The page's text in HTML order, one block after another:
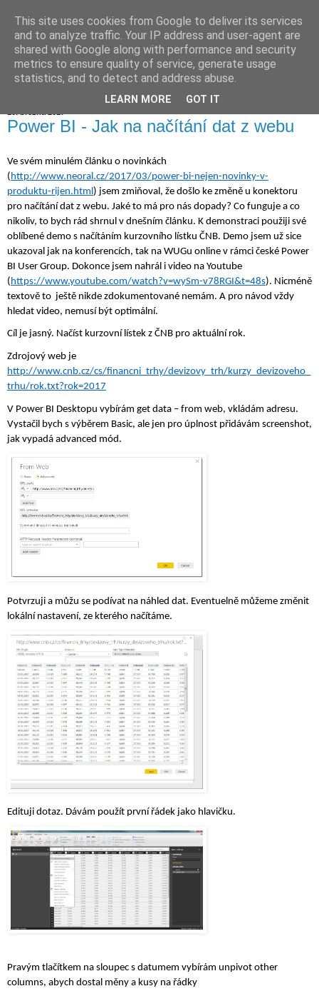
Jiří Neoral
Power BI - Jak na načítání dat z webu
Ve svém minulém článku o novinkách
( http://www.neoral.cz/2017/03/power-bi-nejen-novinky-v-
produktu-rijen.html ) jsem zmiňoval, že došlo ke změně u konektoru
pro načítání dat z webu. Jaké to má pro nás dopady? Co funguje a co
nikoliv, to bych rád shrnul v dnešním článku. K demonstraci použiji své
oblíbené demo s načítáním kurzovního lístku ČNB. Demo jsem už sice
ukazoval jak na konferencích, tak na WUGu online v rámci české Power
BI User Group. Dokonce jsem nahrál i video na Youtube
( https://www.youtube.com/watch?v=wySm-v78RGI&t=48s). Nicméně
textově to  ještě nikde zdokumentované nemám. A pro návod vždy
hledat video, nemusí být optimální.
Cíl je jasný. Načíst kurzovní lístek z ČNB pro aktuální rok.
http://www.cnb.cz/cs/financni_trhy/devizovy_trh/kurzy_devizoveho_
trhu/rok.txt?rok=2017
V Power BI Desktopu vybírám get data – from web, vkládám adresu.
Vystačil bych s výběrem Basic, ale jen pro úplnost přidávám screenshot,
jak vypadá advanced mód.
Potvrzuji a můžu se podívat na náhled dat. Eventuelně můžeme změnit
lokální nastavení, ze kterého načítáme.
Edituji dotaz. Dávám použít první řádek jako hlavičku.
Pravým tlačítkem na sloupec s datumem vybírám unpivot other
columns, abych dostal měny a kusy na řádky
This site uses cookies from Google to deliver its services
and to analyze traffic. Your IP address and user-agent are
shared with Google along with performance and security
metrics to ensure quality of service, generate usage
statistics, and to detect and address abuse.
LEARN MORE GOT IT